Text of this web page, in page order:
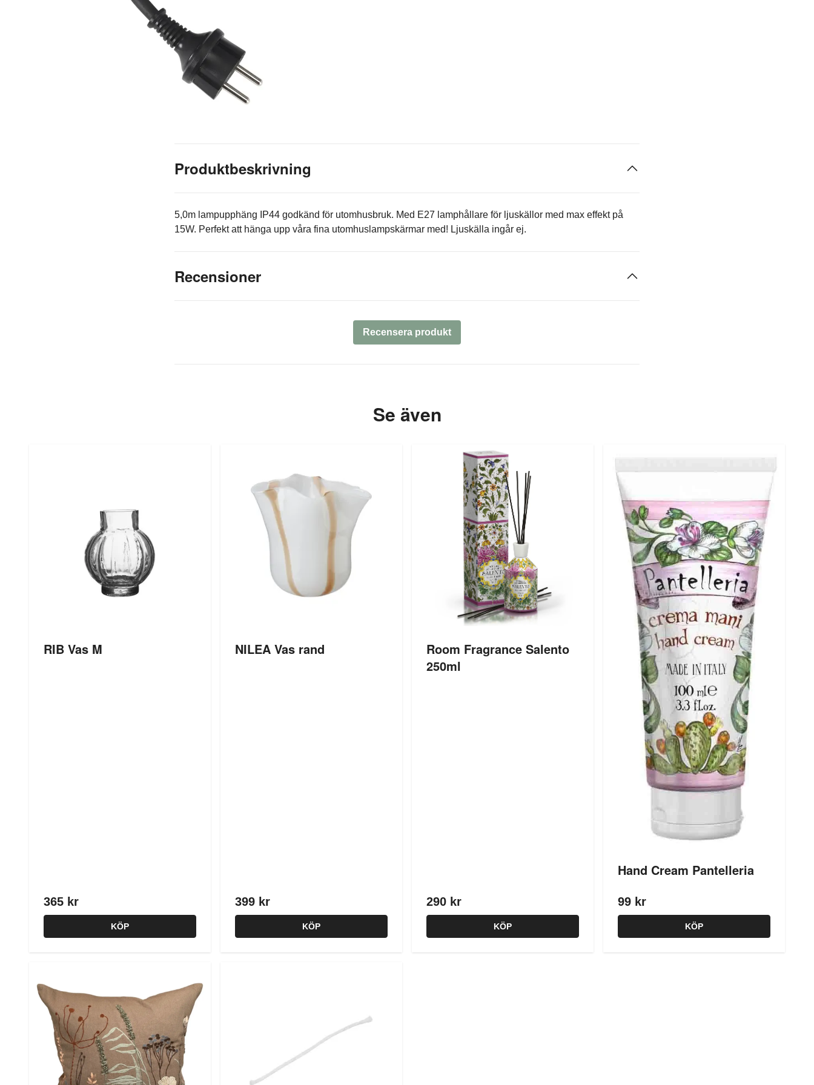
Produktbeskrivning
5,0m lampupphäng IP44 godkänd för utomhusbruk. Med E27 lamphållare för ljuskällor med max effekt på
15W. Perfekt att hänga upp våra fina utomhuslampskärmar med! Ljuskälla ingår ej.
Recensioner
Recensera produkt
Se även
RIB Vas M
365 kr
KÖP
NILEA Vas rand
399 kr
KÖP
Room Fragrance Salento
250ml
290 kr
KÖP
Hand Cream Pantelleria
99 kr
KÖP